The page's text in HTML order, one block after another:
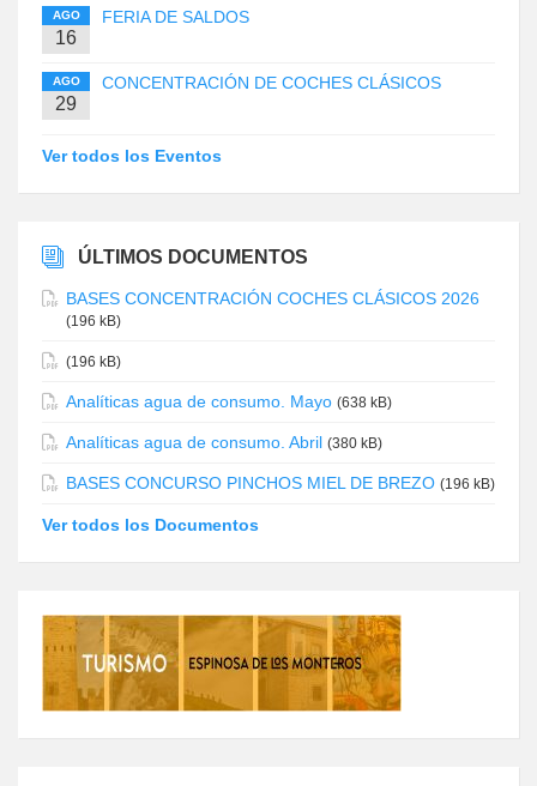
AGO
16
FERIA DE SALDOS
AGO
29
CONCENTRACIÓN DE COCHES CLÁSICOS
Ver todos los Eventos
ÚLTIMOS DOCUMENTOS
BASES CONCENTRACIÓN COCHES CLÁSICOS 2026
(196 kB)
(196 kB)
Analíticas agua de consumo. Mayo (638 kB)
Analíticas agua de consumo. Abril (380 kB)
BASES CONCURSO PINCHOS MIEL DE BREZO (196 kB)
Ver todos los Documentos